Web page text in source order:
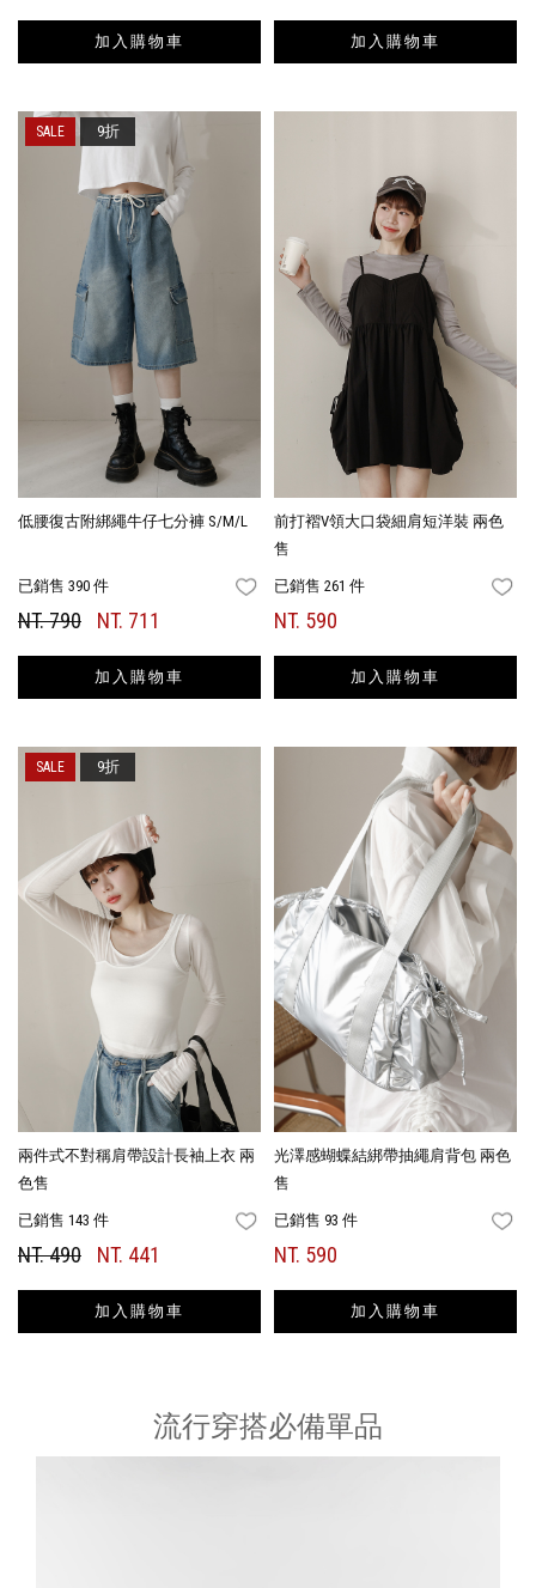
加入購物車 加入購物車
低腰復古附綁繩牛仔七分褲 S/M/L
已銷售 390 件 FAVORITES
NT. 790 NT. 711
加入購物車
9折
前打褶V領大口袋細肩短洋裝 兩色
售
已銷售 261 件
NT. 590
加入購物車
兩件式不對稱肩帶設計長袖上衣 兩
色售
已銷售 143 件 FAVORITES
NT. 490 NT. 441
加入購物車
9折
光澤感蝴蝶結綁帶抽繩肩背包 兩色
售
已銷售 93 件
NT. 590
加入購物車
流行穿搭必備單品